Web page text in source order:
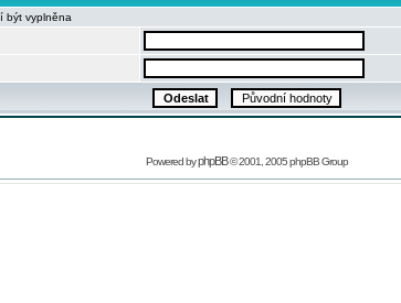
být vyplněna
Powered byphpBB© 2001, 2005 phpBB Group